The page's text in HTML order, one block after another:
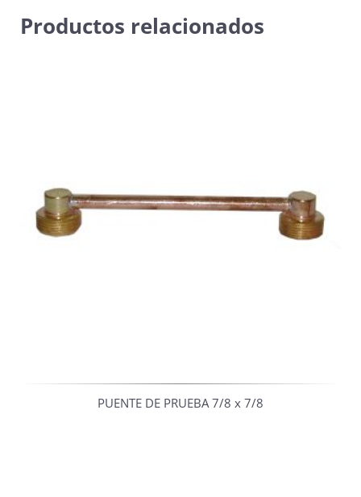
Productos relacionados
PUENTE DE PRUEBA 7/8 x 7/8